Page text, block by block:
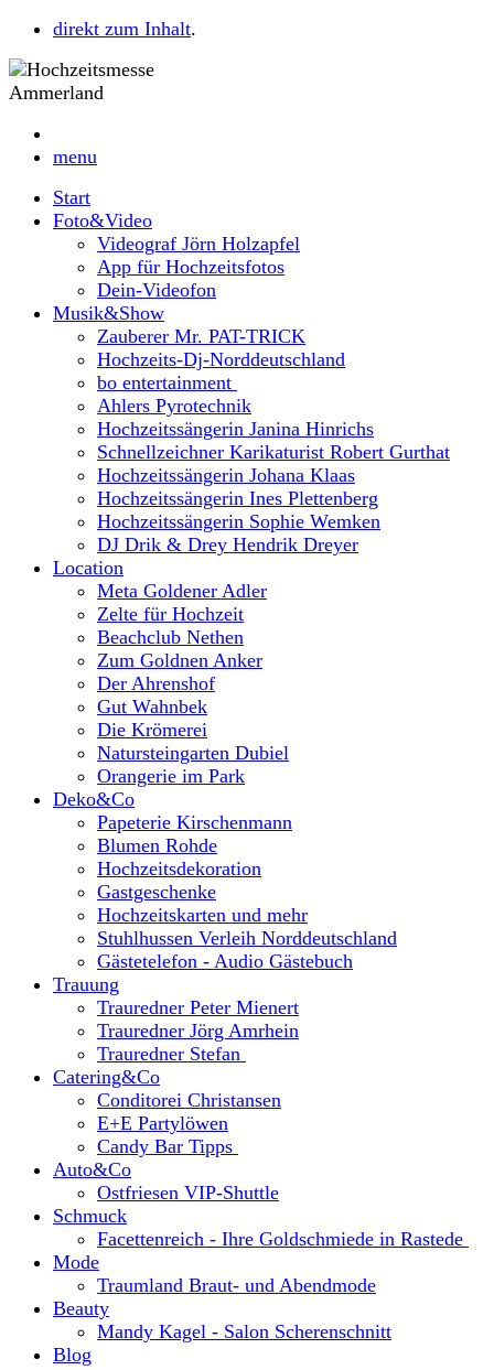
direkt zum Inhalt.
menu
Start
Foto&Video
Videograf Jörn Holzapfel
App für Hochzeitsfotos
Dein-Videofon
Musik&Show
Zauberer Mr. PAT-TRICK
Hochzeits-Dj-Norddeutschland
bo entertainment
Ahlers Pyrotechnik
Hochzeitssängerin Janina Hinrichs
Schnellzeichner Karikaturist Robert Gurthat
Hochzeitssängerin Johana Klaas
Hochzeitssängerin Ines Plettenberg
Hochzeitssängerin Sophie Wemken
DJ Drik & Drey Hendrik Dreyer
Location
Meta Goldener Adler
Zelte für Hochzeit
Beachclub Nethen
Zum Goldnen Anker
Der Ahrenshof
Gut Wahnbek
Die Krömerei
Natursteingarten Dubiel
Orangerie im Park
Deko&Co
Papeterie Kirschenmann
Blumen Rohde
Hochzeitsdekoration
Gastgeschenke
Hochzeitskarten und mehr
Stuhlhussen Verleih Norddeutschland
Gästetelefon - Audio Gästebuch
Trauung
Trauredner Peter Mienert
Trauredner Jörg Amrhein
Trauredner Stefan
Catering&Co
Conditorei Christansen
E+E Partylöwen
Candy Bar Tipps
Auto&Co
Ostfriesen VIP-Shuttle
Schmuck
Facettenreich - Ihre Goldschmiede in Rastede
Mode
Traumland Braut- und Abendmode
Beauty
Mandy Kagel - Salon Scherenschnitt
Blog